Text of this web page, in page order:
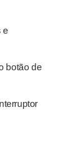
e
botão de